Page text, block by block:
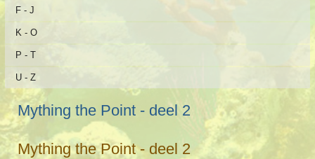
F - J
K - O
P - T
U - Z
Mything the Point - deel 2
Mything the Point - deel 2